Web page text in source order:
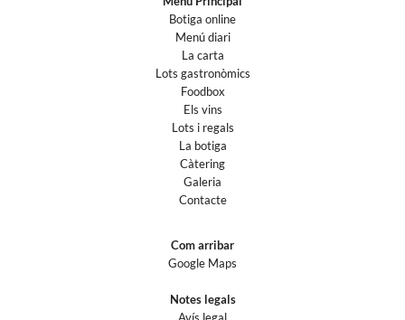
Botiga online
Menú diari
La carta
Lots gastronòmics
Foodbox
Els vins
Lots i regals
La botiga
Càtering
Galeria
Contacte
Com arribar
Google Maps
Notes legals